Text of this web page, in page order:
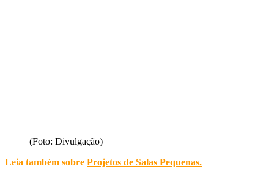
(Foto: Divulgação)
Leia também sobre Projetos de Salas Pequenas.